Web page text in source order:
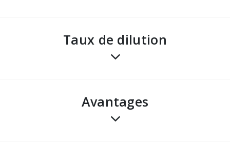
Taux de dilution
avantages